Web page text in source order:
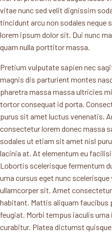
vitae nunc sed velit dignissim
tincidunt arcu non sodales neque
lorem ipsum dolor sit. Dui nunc
quam nulla porttitor massa.
Pretium vulputate sapien nec
magnis dis parturient montes
pharetra massa massa ultricies
tortor consequat id porta.
purus sit amet luctus venenatis.
consectetur lorem donec massa
sodales ut etiam sit amet nisl
lacinia at. At elementum eu
Lobortis scelerisque fermentum
urna cursus eget nunc
ullamcorper sit. Amet
habitant. Mattis aliquam faucibus
feugiat. Morbi tempus iaculis
curabitur. Platea dictumst